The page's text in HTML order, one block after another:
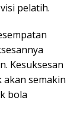
pelatih.
Kesuksesan
akan semakin
bola